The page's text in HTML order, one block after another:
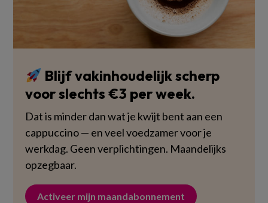
Blijf vakinhoudelijk scherp
voor slechts €3 per week.
Dat is minder dan wat je kwijt bent aan een
cappuccino — en veel voedzamer voor je
werkdag. Geen verplichtingen. Maandelijks
opzegbaar.
Activeer mijn maandabonnement